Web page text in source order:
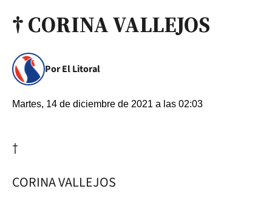
† CORINA VALLEJOS
Por El Litoral
Martes, 14 de diciembre de 2021 a las 02:03
†
CORINA VALLEJOS